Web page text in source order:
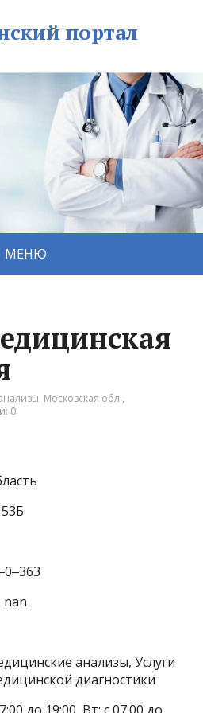
портал
МЕНЮ
, Московская обл.,
0
анализы, Услуги
диагностики